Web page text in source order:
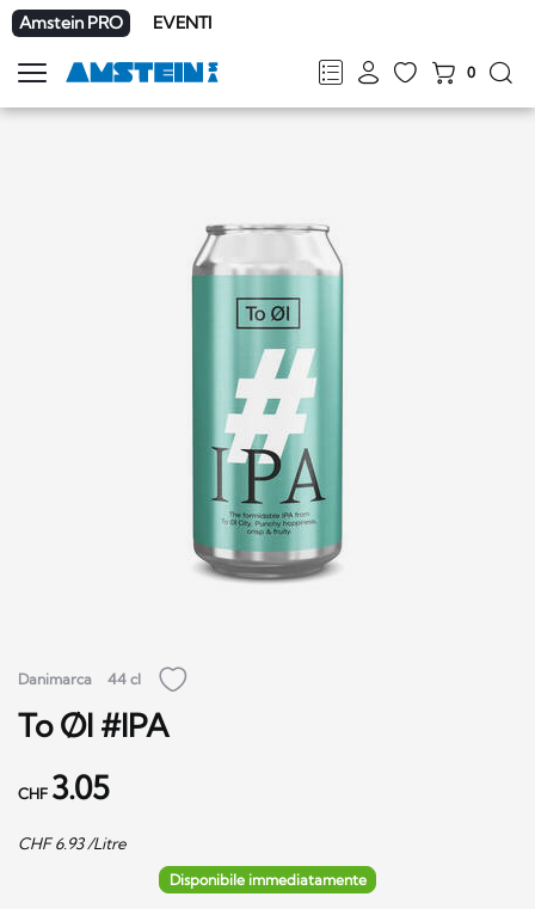
Amstein PRO EVENTI
FRDEENIT
0
Mostra
la
Danimarca 44 cl
To Øl #IPA
CHF 3.05
CHF6.93/Litre
Disponibile immediatamente